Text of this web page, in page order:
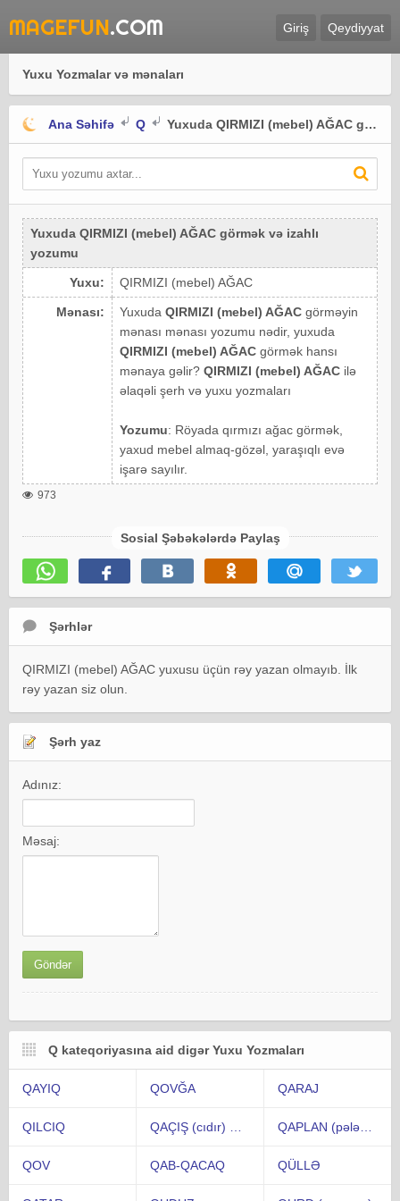
MAGEFUN.COM Giriş Qeydiyyat
Yuxu Yozmalar və mənaları
Ana Səhifə Q Yuxuda QIRMIZI (mebel) AĞAC görmək
Yuxuda QIRMIZI (mebel) AĞAC görmək və izahlı
yozumu
Yuxu: QIRMIZI (mebel) AĞAC
Mənası: Yuxuda QIRMIZI (mebel) AĞAC görməyin
mənası mənası yozumu nədir, yuxuda
QIRMIZI (mebel) AĞAC görmək hansı
mənaya gəlir? QIRMIZI (mebel) AĞAC ilə
əlaqəli şerh və yuxu yozmaları
Yozumu: Röyada qırmızı ağac görmək,
yaxud mebel almaq-gözəl, yaraşıqlı evə
işarə sayılır.
973
Sosial Şəbəkələrdə Paylaş
Şərhlər
QIRMIZI (mebel) AĞAC yuxusu üçün rəy yazan olmayıb. İlk
rəy yazan siz olun.
Şərh yaz
Adınız:
Məsaj:
Q kateqoriyasına aid digər Yuxu Yozmaları
QAYIQ QOVĞA QARAJ
QILCIQ
QOV QAB-QACAQ QÜLLƏ